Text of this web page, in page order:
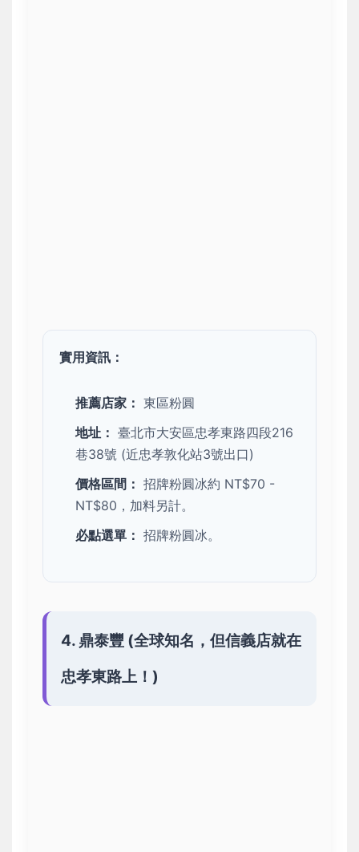
實用資訊：
推薦店家： 東區粉圓
地址： 臺北市大安區忠孝東路四段216
巷38號 (近忠孝敦化站3號出口)
價格區間： 招牌粉圓冰約 NT$70 -
NT$80，加料另計。
必點選單： 招牌粉圓冰。
4. 鼎泰豐 (全球知名，但信義店就在
忠孝東路上！)